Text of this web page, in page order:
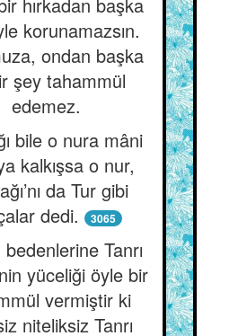
korunamazsın.
ondan başka
şey tahammül
edemez.
bile o nura mâni
kalkışsa o nur,
da Tur gibi
dedi.
3065
Tanrı
yüceliği öyle bir
vermiştir ki
niteliksiz Tanrı